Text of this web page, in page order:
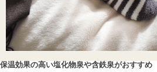
保温効果の高い塩化物泉や含鉄泉がおすすめ